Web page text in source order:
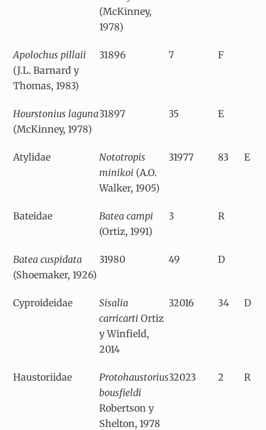
(McKinney,
1978)
Apolochus pillaii
(J.L. Barnard y
Thomas, 1983)
31896 7 F
Hourstonius laguna
(McKinney, 1978)
31897 35 E
Atylidae
Nototropis
minikoi (A.O.
Walker, 1905)
31977 83 E
Bateidae
Batea campi
(Ortiz, 1991)
3 R
Batea cuspidata
(Shoemaker, 1926)
31980 49 D
Cyproideidae
Sisalia
carricartiOrtiz
y Winfield,
2014
32016 34 D
Haustoriidae
Protohaustorius
bousfieldi
Robertson y
Shelton, 1978
32023 2 R